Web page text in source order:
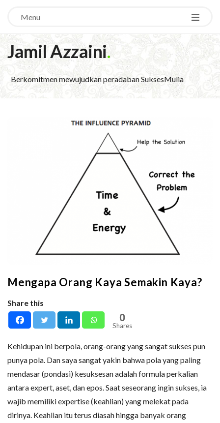
Menu
Jamil Azzaini.
Berkomitmen mewujudkan peradaban SuksesMulia
Mengapa Orang Kaya Semakin Kaya?
Share this
0
Shares
Kehidupan ini berpola, orang-orang yang sangat sukses pun
punya pola. Dan saya sangat yakin bahwa pola yang paling
mendasar (pondasi) kesuksesan adalah formula perkalian
antara expert, aset, dan epos. Saat seseorang ingin sukses, ia
wajib memiliki expertise (keahlian) yang melekat pada
dirinya. Keahlian itu terus diasah hingga banyak orang